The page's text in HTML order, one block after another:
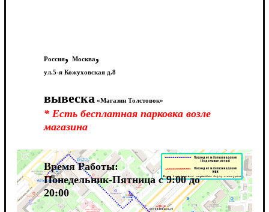
Россия, Москва,
ул.5-я Кожуховская д.8
вывеска «Магазин Толстовок»
* Есть бесплатная парковка возле
магазина
Время Работы:
Понедельник-Пятница с 9:00 до
20:00